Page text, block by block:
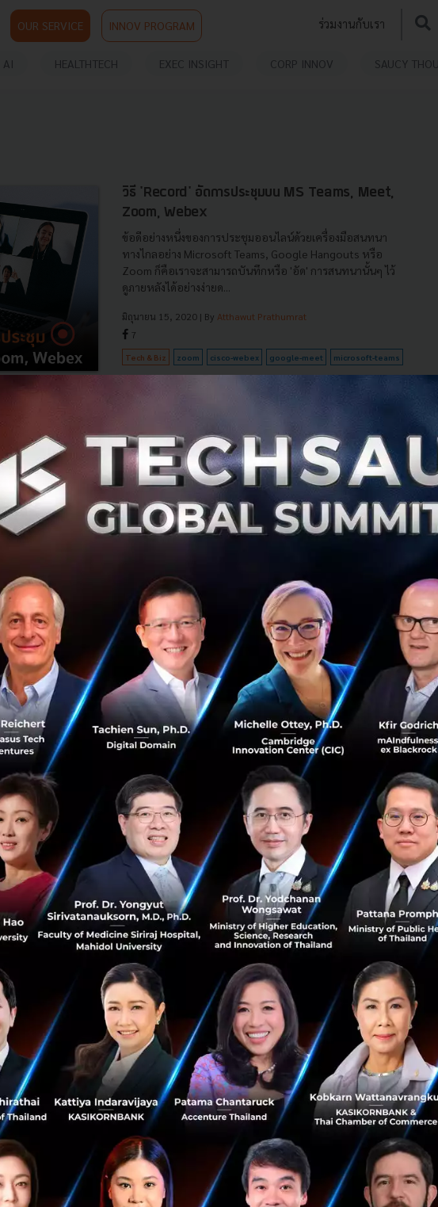
OUR SERVICE INNOV PROGRAM ร่วมงานกับเรา
AI HEALTHTECH EXEC INSIGHT CORP INNOV SAUCY
วิธี 'Record' อัดการประชุมบน MS Teams, Meet,
Zoom, Webex
ข้อดีอย่างหนึ่งของการประชุมออนไลน์ด้วยเครื่องมือสนทนา
ทางไกลอย่าง Microsoft Teams, Google Hangouts หรือ
Zoom ก็คือเราจะสามารถบันทึกหรือ 'อัด' การสนทนานั้นๆ ไว้
ดูภายหลังได้อย่างง่ายด...
มิถุนายน 15, 2020 | By Atthawut Prathumrat
7
Tech & Biz zoom cisco-webex google-meet microsoft-teams
หลังจากเผชิญปัญหาด้านความปลอดภัยมาอย่างต่อเนื่อง
Zoom ผู้ให้บริการระบบสนทนาแบบวิดีโอจึงได้ตั้งธงว่าจะ
หยุดพัฒนาฟีเจอร์ใหม่เป็นเวลา 90 วันเพื่อปรับปรุงความ
ปลอดภัยของระบบ ผ่านมากว่า 2...
เมษายน 23, 2020| ByAtthawut Prathumrat
มหาลัยญี่ปุ่นรับปริญญาผ่านหุ่นยนต์สุดล้ำ ย้ำเตือน
Social Distancing
มหาลัย Business BreakThrough ในกรุงโตเกียวได้จัดพิธีรับ
ปริญญาแบบใหม่ เนื่องด้วยสถานการณ์ระบาดของไวรัส
COVID-19 ทั่วโลกทำให้นักศึกษาไม่สามารถมารับปริญญาตาม
พิธีการแบบเดิมด้วยตัวเองได...
เมษายน 7, 2020| By
Techsauce Team
News Zoom BBT University
Virtual Graduation Ceremony
SpaceX หยุดใช้ Zoom เพราะกังวลด้านความ
ปลอดภัย
Zoom เป็นซอฟต์แวร์สำหรับการประชุมทางไกลหรือวิดีโอ
คอนเฟอเรนซ์ที่ได้รับความนิยมอย่างมากในเวลานี้ แต่เร็วๆ นี้มี
ความกังวลด้านความปลอดภัยและความเป็นส่วนตัวเกิดขึ้นกับ
Zoom เพิ่มขึ้น แม...
เมษายน 3, 2020
Atthawut Prathumrat
17
Tech & Biz SpaceX online meetings
video conferencing
Zoom ถูกฟ้องหลังส่งข้อมูลผู้ใช้ให้ Facebook
Zoom เจอปัญหาการฟ้องร้องในสหรัฐอเมริกา เมื่อมีผู้พบว่า
Zoom มีการส่งข้อมูลให้แก่บริษัทอื่นโดยไม่แจ้งผู้ใช้อย่าง
เมษายน 2, 2020
Atthawut Prathumrat
57
Tech & Biz Zoom online meetings video conferencing